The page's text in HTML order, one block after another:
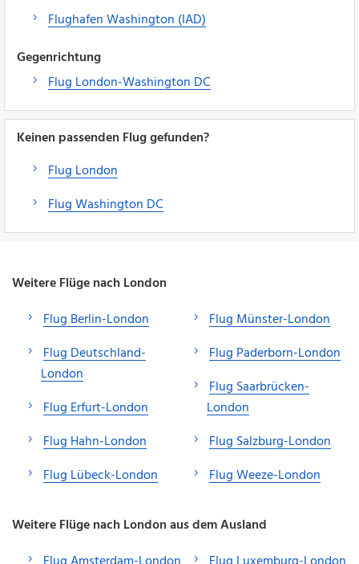
Flughafen Washington (IAD)
Gegenrichtung
Flug London-Washington DC
Keinen passenden Flug gefunden?
Flug London
Flug Washington DC
Weitere Flüge nach London
Flug Berlin-London
Flug Deutschland-
London
Flug Erfurt-London
Flug Hahn-London
Flug Lübeck-London
Flug Münster-London
Flug Paderborn-London
Flug Saarbrücken-
London
Flug Salzburg-London
Flug Weeze-London
Weitere Flüge nach London aus dem Ausland